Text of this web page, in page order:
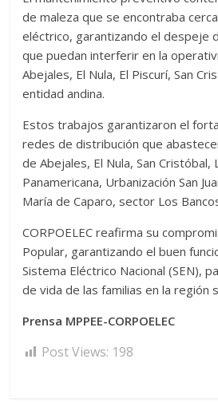
de maleza que se encontraba
eléctrico, garantizando el despeje
que puedan interferir en la
Abejales, El Nula, El Piscurí, San
entidad andina.
Estos trabajos garantizaron el
redes de distribución que
de Abejales, El Nula, San
Panamericana, Urbanización San
María de Caparo, sector Los
CORPOELEC reafirma su
Popular, garantizando el buen
Sistema Eléctrico Nacional (SEN),
de vida de las familias en la región
Prensa MPPEE-CORPOELEC
Post Views: 198